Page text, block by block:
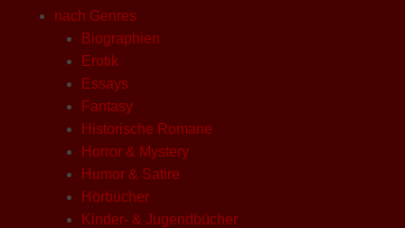
nach Genres
Biographien
Erotik
Essays
Fantasy
Historische Romane
Horror & Mystery
Humor & Satire
Hörbücher
Kinder- & Jugendbücher